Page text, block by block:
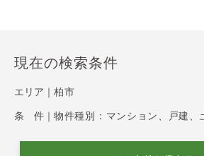
現在の検索条件
エリア｜ 柏市
条 件｜ 物件種別：マンション、戸建、